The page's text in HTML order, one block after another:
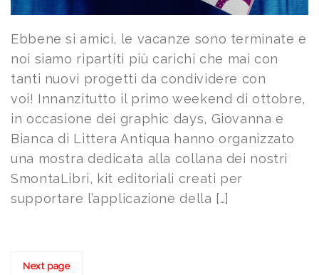
Ebbene si amici, le vacanze sono terminate e
noi siamo ripartiti più carichi che mai con
tanti nuovi progetti da condividere con
voi! Innanzitutto il primo weekend di ottobre,
in occasione dei graphic days, Giovanna e
Bianca di Littera Antiqua hanno organizzato
una mostra dedicata alla collana dei nostri
SmontaLibri, kit editoriali creati per
supportare l’applicazione della […]
Next page